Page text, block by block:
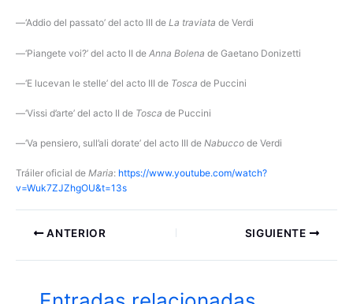
—‘Addio del passato’ del acto III de La traviata de Verdi
—‘Piangete voi?’ del acto II de Anna Bolena de Gaetano Donizetti
—‘E lucevan le stelle’ del acto III de Tosca de Puccini
—‘Vissi d’arte’ del acto II de Tosca de Puccini
—‘Va pensiero, sull’ali dorate’ del acto III de Nabucco de Verdi
Tráiler oficial de Maria: https://www.youtube.com/watch?
v=Wuk7ZJZhgOU&t=13s
ANTERIOR SIGUIENTE